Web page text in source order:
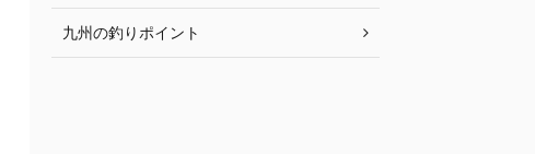
九州の釣りポイント